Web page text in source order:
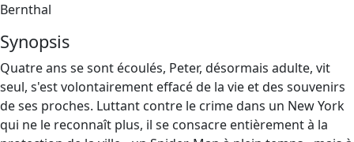
Bernthal
Synopsis
Quatre ans se sont écoulés, Peter, désormais adulte, vit
seul, s'est volontairement effacé de la vie et des souvenirs
de ses proches. Luttant contre le crime dans un New York
qui ne le reconnaît plus, il se consacre entièrement à la